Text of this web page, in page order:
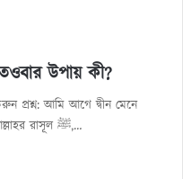
উপায় কী?
প্রশ্ন: আমি আগে দ্বীন মেনে
চলতাম। কিন্তু শয়তান ও নফসের প্ররোচনায় আল্লাহর রাসূল ﷺ,…